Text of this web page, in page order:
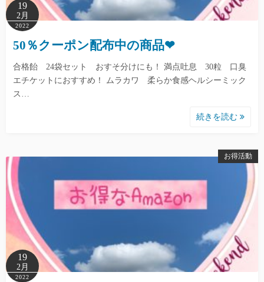
19
2月
2022
50％クーポン配布中の商品❤︎
合格飴 24袋セット おすそ分けにも！ 満点吐息 30粒 口臭
エチケットにおすすめ！ ムラカワ 柔らか食感ヘルシーミック
ス…
続きを読む
お得活動
19
2月
2022